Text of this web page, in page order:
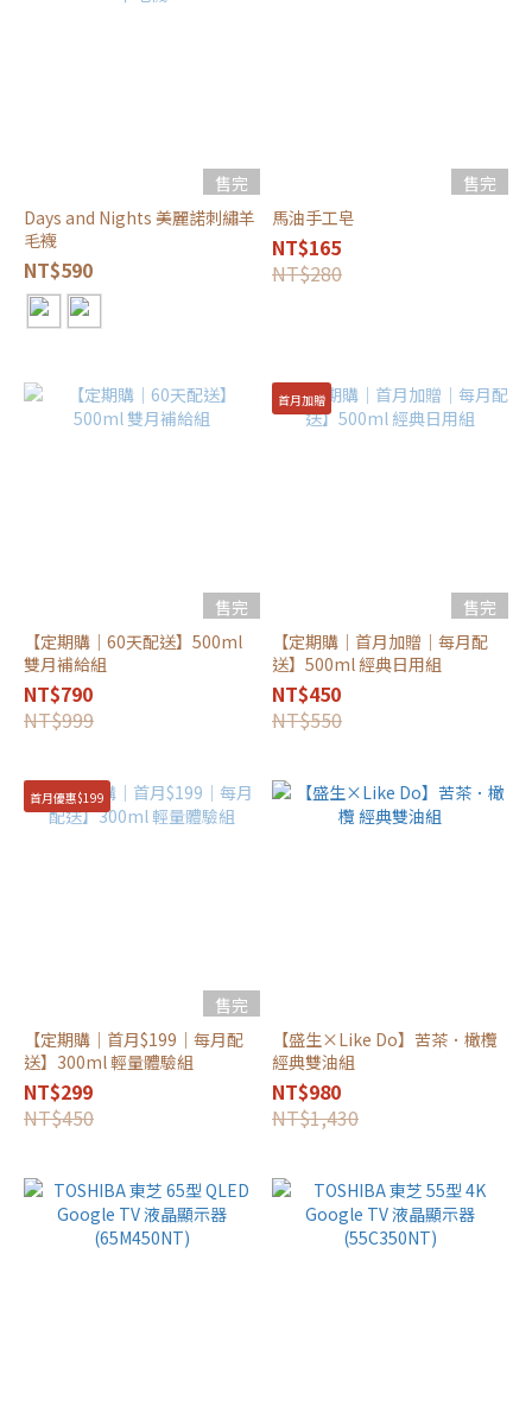
售完
Days and Nights 美麗諾刺繡羊
毛襪
NT$590
售完
馬油手工皂
NT$165
NT$280
售完
【定期購｜60天配送】500ml
雙月補給組
NT$790
NT$999
首月加贈
售完
【定期購｜首月加贈｜每月配
送】500ml 經典日用組
NT$450
NT$550
首月優惠$199
售完
【定期購｜首月$199｜每月配
送】300ml 輕量體驗組
NT$299
NT$450
【盛生×Like Do】苦茶．橄欖
經典雙油組
NT$980
NT$1,430